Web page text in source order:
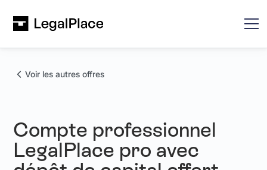
Voir les autres offres
Compte professionnel
LegalPlace pro avec